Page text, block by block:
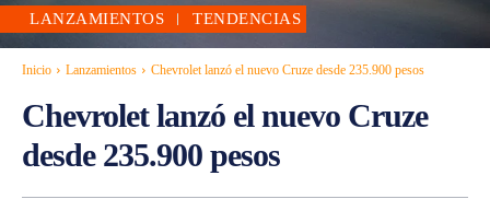
LANZAMIENTOS TENDENCIAS
Inicio Lanzamientos Chevrolet lanzó el nuevo Cruze desde 235.900 pesos
Chevrolet lanzó el nuevo Cruze
desde 235.900 pesos